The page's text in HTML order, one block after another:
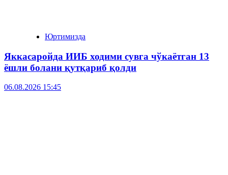
Юртимизда
Яккасаройда ИИБ ходими сувга чўкаётган 13
ёшли болани қутқариб қолди
06.08.2026 15:45